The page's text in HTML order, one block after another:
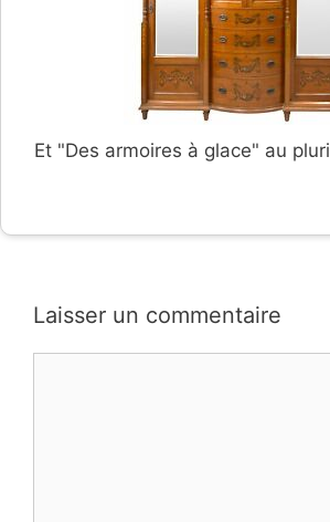
Et "Des armoires à glace" au
Laisser un commentaire